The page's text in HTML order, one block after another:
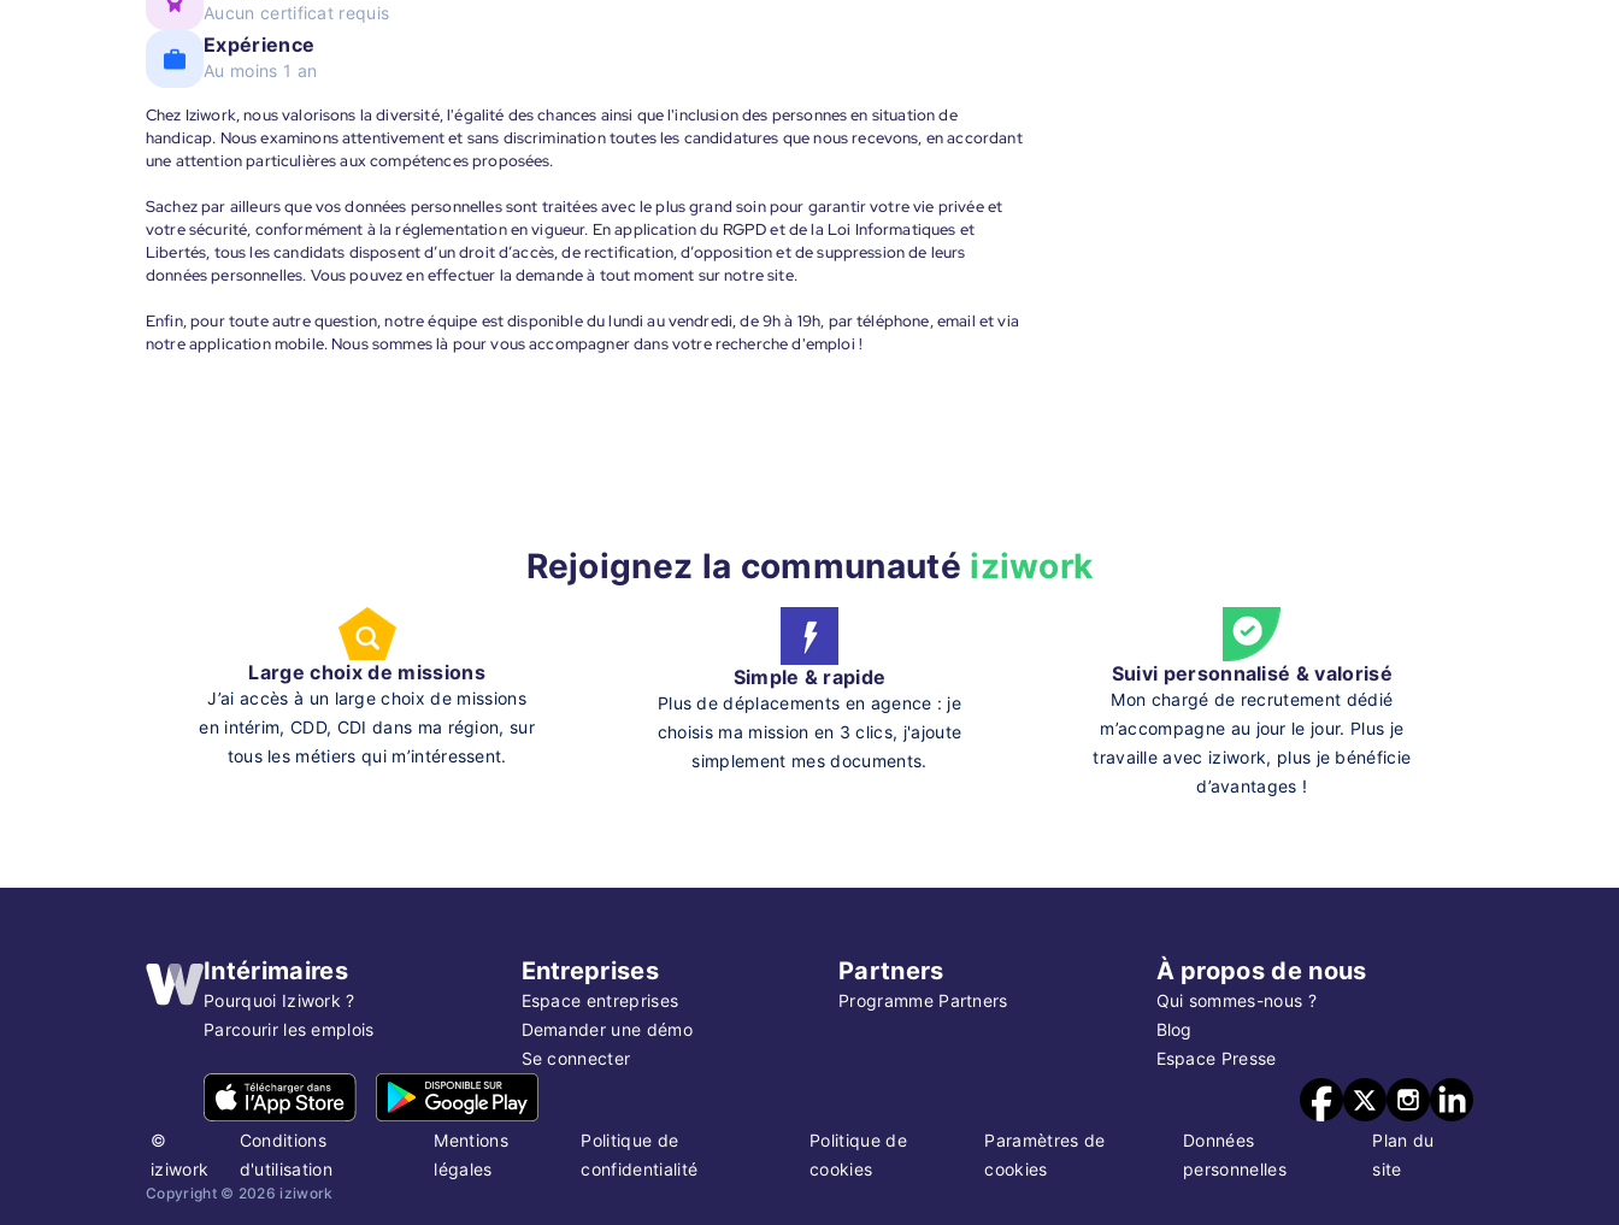
Aucun certificat requis
Expérience
Au moins 1 an
Chez Iziwork, nous valorisons la diversité, l'égalité des chances ainsi que l'inclusion des personnes en situation de
handicap. Nous examinons attentivement et sans discrimination toutes les candidatures que nous recevons, en accordant
une attention particulières aux compétences proposées.
Sachez par ailleurs que vos données personnelles sont traitées avec le plus grand soin pour garantir votre vie privée et
votre sécurité, conformément à la réglementation en vigueur. En application du RGPD et de la Loi Informatiques et
Libertés, tous les candidats disposent d’un droit d’accès, de rectification, d’opposition et de suppression de leurs
données personnelles. Vous pouvez en effectuer la demande à tout moment sur notre site.
Enfin, pour toute autre question, notre équipe est disponible du lundi au vendredi, de 9h à 19h, par téléphone, email et via
notre application mobile. Nous sommes là pour vous accompagner dans votre recherche d'emploi !
Rejoignez la communauté iziwork
Large choix de missions
J’ai accès à un large choix de missions
en intérim, CDD, CDI dans ma région, sur
tous les métiers qui m’intéressent.
Simple & rapide
Plus de déplacements en agence : je
choisis ma mission en 3 clics, j'ajoute
simplement mes documents.
Suivi personnalisé & valorisé
Mon chargé de recrutement dédié
m’accompagne au jour le jour. Plus je
travaille avec iziwork, plus je bénéficie
d’avantages !
Intérimaires
Pourquoi Iziwork ?
Parcourir les emplois
Entreprises
Espace entreprises
Demander une démo
Se connecter
Partners
Programme Partners
À propos de nous
Qui sommes-nous ?
Blog
Espace Presse
©
iziwork
Conditions
d'utilisation
Mentions
légales
Politique de
confidentialité
Politique de
cookies
Paramètres de
cookies
Données
personnelles
Plan du
site
Copyright © 2026 iziwork